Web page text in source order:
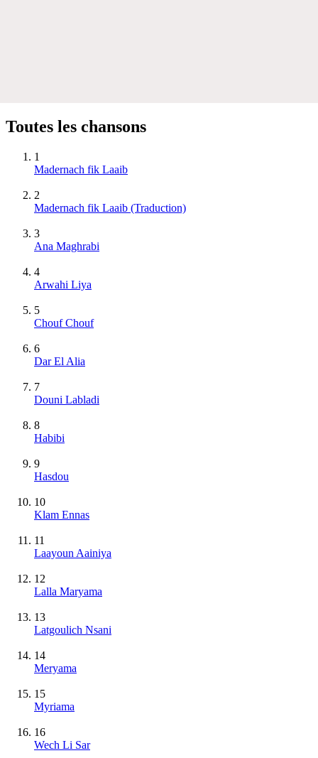
Toutes les chansons
1
Madernach fik Laaib
2
Madernach fik Laaib (Traduction)
3
Ana Maghrabi
4
Arwahi Liya
5
Chouf Chouf
6
Dar El Alia
7
Douni Labladi
8
Habibi
9
Hasdou
10
Klam Ennas
11
Laayoun Aainiya
12
Lalla Maryama
13
Latgoulich Nsani
14
Meryama
15
Myriama
16
Wech Li Sar